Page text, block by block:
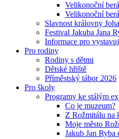
Velikonoční
Velikonoční
Slavnost královny
Festival Jakuba Jana
Informace pro
Pro rodiny
Rodiny s dětmi
Dětské hřiště
Příměstský tábor 2026
Pro školy
Programy ke stálým
Co je muzeum?
Z Rožmitálu na
Moje město
Jakub Jan Ryba